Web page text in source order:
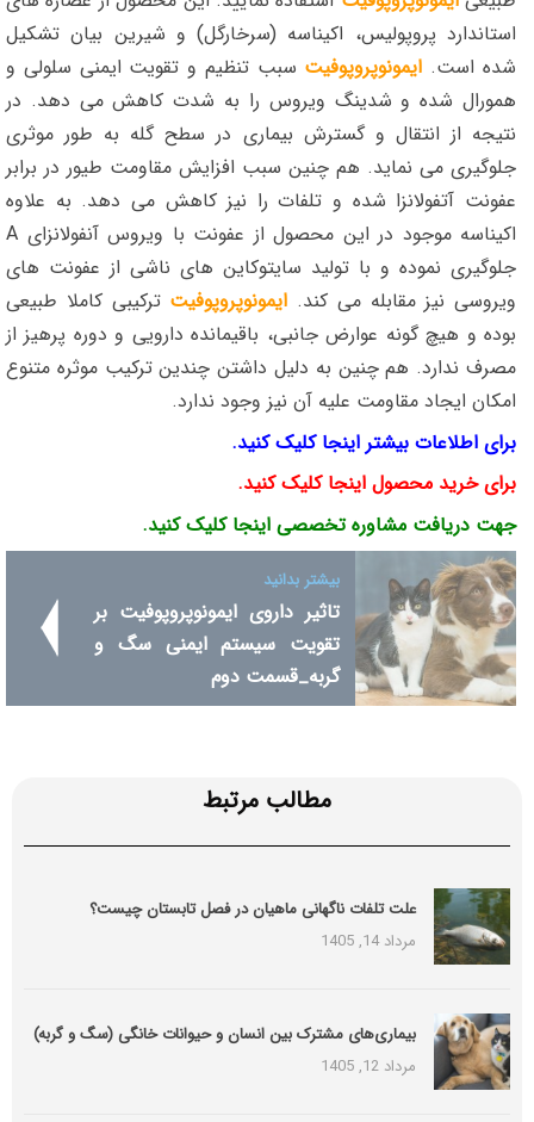
استاندارد پروپولیس، اکیناسه (سرخارگل) و شیرین بیان تشکیل
شده است. ایمونوپروپوفیت سبب تنظیم و تقویت ایمنی سلولی و
همورال شده و شدینگ ویروس را به شدت کاهش می دهد. در
نتیجه از انتقال و گسترش بیماری در سطح گله به طور موثری
جلوگیری می نماید. هم چنین سبب افزایش مقاومت طیور در برابر
عفونت آتفولانزا شده و تلفات را نیز کاهش می دهد. به علاوه
اکیناسه موجود در این محصول از عفونت با ویروس آنفولانزای A
جلوگیری نموده و با تولید سایتوکاین های ناشی از عفونت های
ویروسی نیز مقابله می کند. ایمونوپروپوفیت ترکیبی کاملا طبیعی
بوده و هیچ گونه عوارض جانبی، باقیمانده دارویی و دوره پرهیز از
مصرف ندارد. هم چنین به دلیل داشتن چندین ترکیب موثره متنوع
امکان ایجاد مقاومت علیه آن نیز وجود ندارد.
برای اطلاعات بیشتر اینجا کلیک کنید.
برای خرید محصول اینجا کلیک کنید.
جهت دریافت مشاوره تخصصی اینجا کلیک کنید.
بیشتر بدانید
تاثیر داروی ایمونوپروپوفیت بر
تقویت سیستم ایمنی سگ و
گربه_قسمت دوم
مطالب مرتبط
علت تلفات ناگهانی ماهیان در فصل تابستان چیست؟
مرداد 14, 1405
بیماری‌های مشترک بین انسان و حیوانات خانگی (سگ و گربه)
مرداد 12, 1405